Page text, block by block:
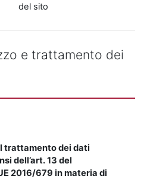
del sito
e trattamento dei
trattamento dei dati
dell’art. 13 del
2016/679 in materia di